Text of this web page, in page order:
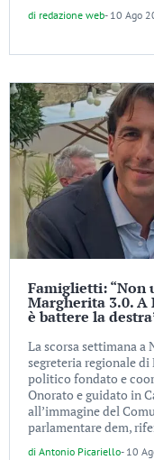
di redazione web- 10 Ago
Famiglietti: “Non
Margherita 3.0. A
è battere la
La scorsa settimana a
segreteria regionale
politico fondato e
Onorato e guidato in
all’immagine del
parlamentare dem,
di Antonio Picariello- 10